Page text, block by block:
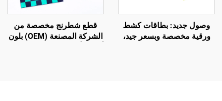
وصول جديد: بطاقات كشط
ورقية مخصصة وبسعر جيد،
قطع شطرنج مخصصة من
الشركة المصنعة (OEM) بلون